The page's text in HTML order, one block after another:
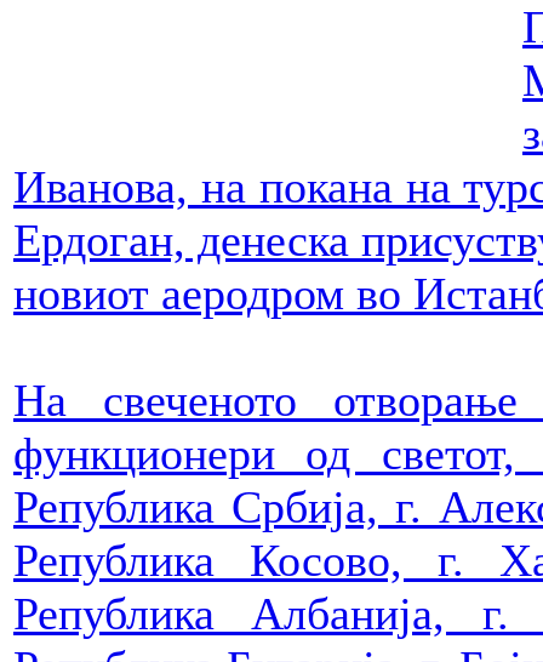
Иванова, на покана на
Ердоган, денеска
новиот аеродром во
На свеченото
функционери од
Република Србија, г.
Република Косово, г.
Република Албанија,